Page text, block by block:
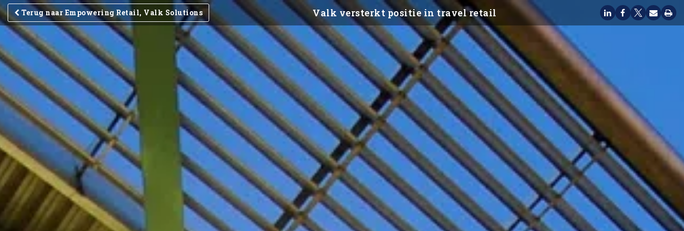
Terug naar Empowering Retail, Valk Solutions Valk versterkt positie in travel retail